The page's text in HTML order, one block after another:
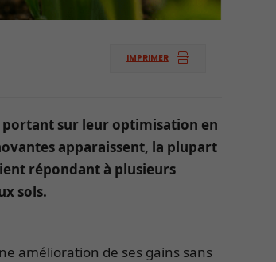
IMPRIMER
portant sur leur optimisation en
apparaissent, la plupart
répondant à plusieurs
sols.
amélioration de ses gains sans